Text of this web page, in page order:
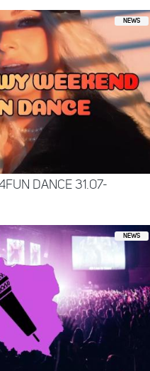
NEWS
DANCE 31.07-
NEWS